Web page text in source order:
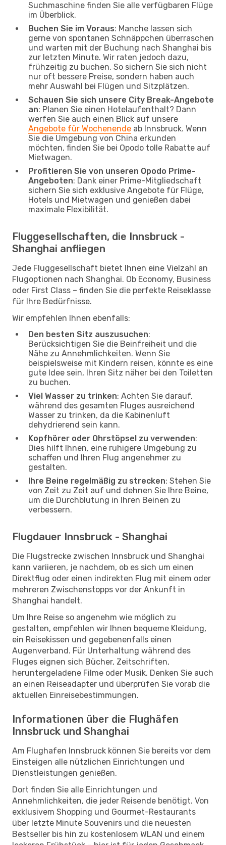
Suchmaschine finden Sie alle verfügbaren Flüge
im Überblick.
Buchen Sie im Voraus: Manche lassen sich
gerne von spontanen Schnäppchen überraschen
und warten mit der Buchung nach Shanghai bis
zur letzten Minute. Wir raten jedoch dazu,
frühzeitig zu buchen. So sichern Sie sich nicht
nur oft bessere Preise, sondern haben auch
mehr Auswahl bei Flügen und Sitzplätzen.
Schauen Sie sich unsere City Break-Angebote
an: Planen Sie einen Hotelaufenthalt? Dann
werfen Sie auch einen Blick auf unsere
Angebote für Wochenende ab Innsbruck. Wenn
Sie die Umgebung von China erkunden
möchten, finden Sie bei Opodo tolle Rabatte auf
Mietwagen.
Profitieren Sie von unseren Opodo Prime-
Angeboten: Dank einer Prime-Mitgliedschaft
sichern Sie sich exklusive Angebote für Flüge,
Hotels und Mietwagen und genießen dabei
maximale Flexibilität.
Fluggesellschaften, die Innsbruck -
Shanghai anfliegen
Jede Fluggesellschaft bietet Ihnen eine Vielzahl an
Flugoptionen nach Shanghai. Ob Economy, Business
oder First Class – finden Sie die perfekte Reiseklasse
für Ihre Bedürfnisse.
Wir empfehlen Ihnen ebenfalls:
Den besten Sitz auszusuchen:
Berücksichtigen Sie die Beinfreiheit und die
Nähe zu Annehmlichkeiten. Wenn Sie
beispielsweise mit Kindern reisen, könnte es eine
gute Idee sein, Ihren Sitz näher bei den Toiletten
zu buchen.
Viel Wasser zu trinken: Achten Sie darauf,
während des gesamten Fluges ausreichend
Wasser zu trinken, da die Kabinenluft
dehydrierend sein kann.
Kopfhörer oder Ohrstöpsel zu verwenden:
Dies hilft Ihnen, eine ruhigere Umgebung zu
schaffen und Ihren Flug angenehmer zu
gestalten.
Ihre Beine regelmäßig zu strecken: Stehen Sie
von Zeit zu Zeit auf und dehnen Sie Ihre Beine,
um die Durchblutung in Ihren Beinen zu
verbessern.
Flugdauer Innsbruck - Shanghai
Die Flugstrecke zwischen Innsbruck und Shanghai
kann variieren, je nachdem, ob es sich um einen
Direktflug oder einen indirekten Flug mit einem oder
mehreren Zwischenstopps vor der Ankunft in
Shanghai handelt.
Um Ihre Reise so angenehm wie möglich zu
gestalten, empfehlen wir Ihnen bequeme Kleidung,
ein Reisekissen und gegebenenfalls einen
Augenverband. Für Unterhaltung während des
Fluges eignen sich Bücher, Zeitschriften,
heruntergeladene Filme oder Musik. Denken Sie auch
an einen Reiseadapter und überprüfen Sie vorab die
aktuellen Einreisebestimmungen.
Informationen über die Flughäfen
Innsbruck und Shanghai
Am Flughafen Innsbruck können Sie bereits vor dem
Einsteigen alle nützlichen Einrichtungen und
Dienstleistungen genießen.
Dort finden Sie alle Einrichtungen und
Annehmlichkeiten, die jeder Reisende benötigt. Von
exklusivem Shopping und Gourmet-Restaurants
über letzte Minute Souvenirs und die neuesten
Bestseller bis hin zu kostenlosem WLAN und einem